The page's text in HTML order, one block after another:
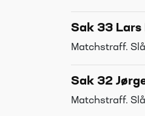
Sak 33 Lars
Matchstraff.
Sak 32
Matchstraff.